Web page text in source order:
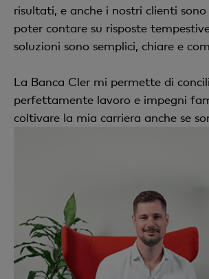
risultati, e anche i nostri clienti
poter contare su risposte
soluzioni sono semplici, chiare e
La Banca Cler mi permette di
perfettamente lavoro e impegni
coltivare la mia carriera anche se